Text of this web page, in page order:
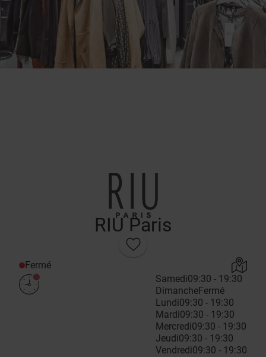
RIU Paris
Fermé
Samedi09:30 - 19:30
DimancheFermé
Lundi09:30 - 19:30
Mardi09:30 - 19:30
Mercredi09:30 - 19:30
Jeudi09:30 - 19:30
Vendredi09:30 - 19:30